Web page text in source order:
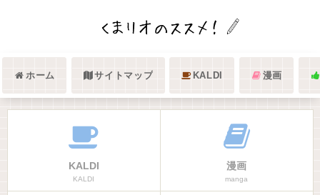
ホーム サイトマップ KALDI 漫画
KALDI
KALDI
漫画
manga